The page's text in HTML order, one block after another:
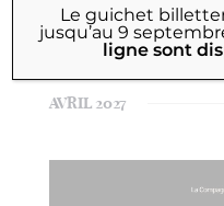
AVRIL 2027
Le guichet
jusqu’au 9
ligne sont